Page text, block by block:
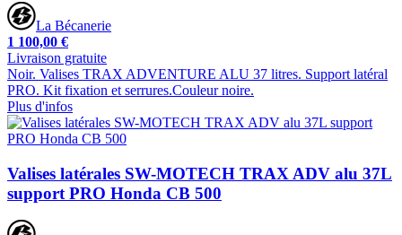
La Bécanerie
1 100,00 €
Livraison gratuite
Noir. Valises TRAX ADVENTURE ALU 37 litres. Support latéral
PRO. Kit fixation et serrures.Couleur noire.
Plus d'infos
Valises latérales SW-MOTECH TRAX ADV alu 37L
support PRO Honda CB 500